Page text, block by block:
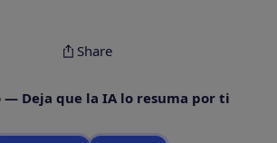
Share
Deja que la IA lo resuma por ti